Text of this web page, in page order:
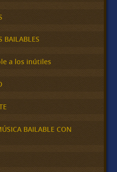
BAILABLES
a los inútiles
BAILABLE CON